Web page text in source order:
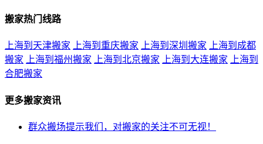
搬家热门线路
上海到天津搬家 上海到重庆搬家 上海到深圳搬家 上海到成都
搬家 上海到福州搬家 上海到北京搬家 上海到大连搬家 上海到
合肥搬家
更多搬家资讯
群众搬场提示我们，对搬家的关注不可无视！